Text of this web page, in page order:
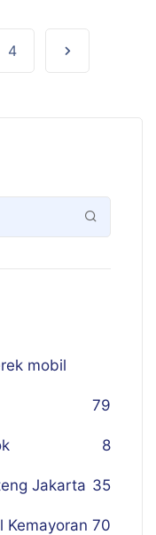
4
mobil
79
8
Jakarta 35
Kemayoran 70